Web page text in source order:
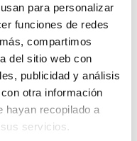
para personalizar
funciones de redes
compartimos
del sitio web con
publicidad y análisis
otra información
hayan recopilado a
servicios.
FBCV por esa
años en el
actuando en
comisario,
otorgó hace